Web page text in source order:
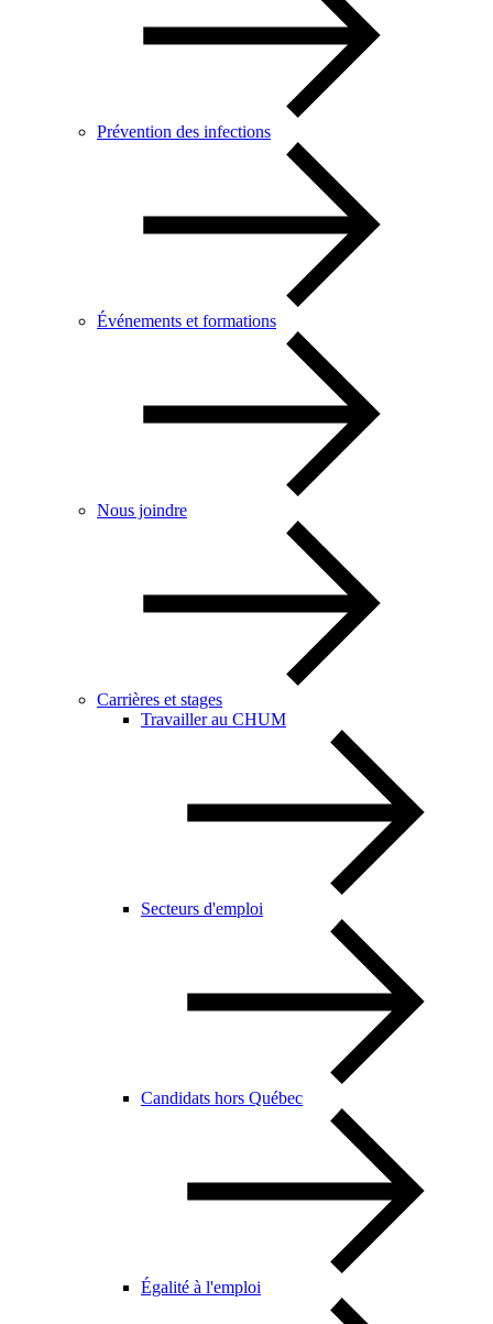
Prévention des infections
Événements et formations
Nous joindre
Carrières et stages
Travailler au CHUM
Secteurs d'emploi
Candidats hors Québec
Égalité à l'emploi